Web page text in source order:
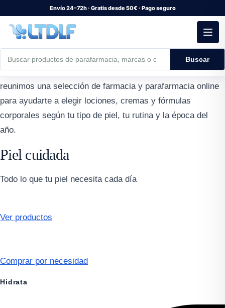
Envío 24–72h · Gratis desde 50€ · Pago seguro
Buscar
Cosmética y Belleza›Cuidado corporal
Productos de cuidado corporal
Productos de cuidado corporalpara hidratar, proteger y
reparar la piel a diario. En La Tienda de la Farmacia
reunimos una selección de farmacia y parafarmacia online
para ayudarte a elegir lociones, cremas y fórmulas
corporales según tu tipo de piel, tu rutina y la época del
año.
Piel cuidada
Todo lo que tu piel necesita cada día
Ver productos
Comprar por necesidad
Hidrata